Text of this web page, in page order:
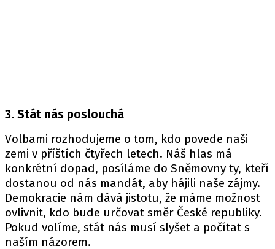
3. Stát nás poslouchá
Volbami rozhodujeme o tom, kdo povede naši
zemi v příštích čtyřech letech. Náš hlas má
konkrétní dopad, posíláme do Sněmovny ty, kteří
dostanou od nás mandát, aby hájili naše zájmy.
Demokracie nám dává jistotu, že máme možnost
ovlivnit, kdo bude určovat směr České republiky.
Pokud volíme, stát nás musí slyšet a počítat s
naším názorem.